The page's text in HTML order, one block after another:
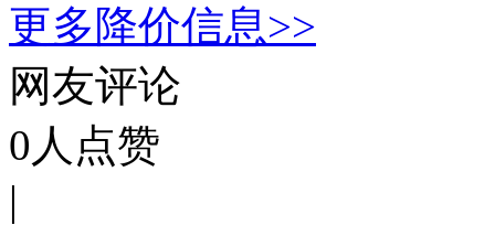
更多降价信息>>
网友评论
0 人点赞
|